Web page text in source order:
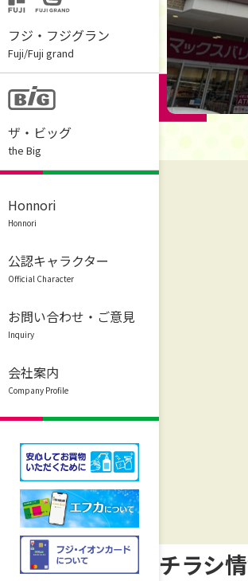
Honnori
Honnori
公認キャラクター
Official Character
お問い合わせ・ご意見
Inquiry
会社案内
Company Profile
フジ・フジグラン
Fuji/Fuji grand
ザ・ビッグ
the Big
チラシ